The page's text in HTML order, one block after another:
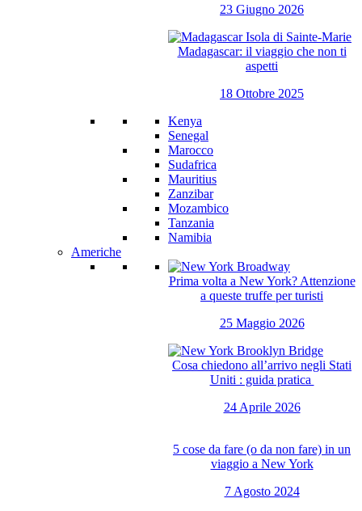
23 Giugno 2026
Madagascar: il viaggio che non ti
aspetti
18 Ottobre 2025
Kenya
Senegal
Marocco
Sudafrica
Mauritius
Zanzibar
Mozambico
Tanzania
Namibia
Americhe
Prima volta a New York? Attenzione
a queste truffe per turisti
25 Maggio 2026
Cosa chiedono all’arrivo negli Stati
Uniti : guida pratica
24 Aprile 2026
5 cose da fare (o da non fare) in un
viaggio a New York
7 Agosto 2024